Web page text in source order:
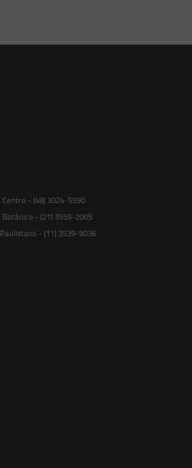
Centro - (48) 3024-5590
Botânico - (21) 3559-2005
- (11) 3539-9036